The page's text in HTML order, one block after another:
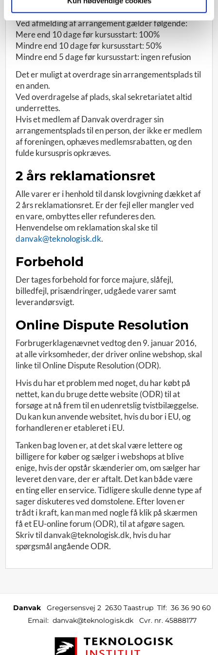
Ved afmelding af arrangement gælder følgende:
Mere end 10 dage før kursusstart: 100%
Mindre end 10 dage før kursusstart: 50%
Mindre end 5 dage før kursusstart: ingen refusion
Det er muligt at overdrage sin arrangementsplads til
en anden.
Ved overdragelse af plads, skal sekretariatet altid
underrettes.
Hvis et medlem af Danvak overdrager sin
arrangementsplads til en person, der ikke er medlem
af foreningen, ophæves medlemsrabatten, og den
fulde kursuspris opkræves.
2 års reklamationsret
Alle varer er i henhold til dansk lovgivning dækket af
2 års reklamationsret. Er der fejl eller mangler ved
en vare, ombyttes eller refunderes den.
Henvendelse om reklamation skal ske til
danvak@teknologisk.dk.
Forbehold
Der tages forbehold for force majure, slåfejl,
billedfejl, prisændringer, udgåede varer samt
leverandørsvigt.
Online Dispute Resolution
Forbrugerklagenævnet vedtog den 9. januar 2016,
at alle virksomheder, der driver online webshop, skal
linke til Online Dispute Resolution (ODR).
Hvis du har et problem med noget, du har købt på
nettet, kan du bruge dette website (ODR) til at
forsøge at nå frem til en udenretslig tvistbilæggelse.
Du kan kun anvende websitet, hvis du bor i EU, og
forhandleren er etableret i EU.
Tanken bag loven er, at det skal være lettere og
billigere for køber og sælger i webshops at blive
enige, hvis der opstår skænderier om, om sælger har
leveret den vare, der er aftalt. Det kan både være
en ting eller en service. Tidligere skulle denne type af
sager diskuteres ved domstolene. Efter loven er
trådt i kraft, kan man med nogle få klik på skærmen
få et EU-online forum (ODR), til at afgøre sagen.
Skriv til danvak@teknologisk.dk, hvis du har
spørgsmål angående ODR.
Danvak Gregersensvej 2 2630 Taastrup Tlf: 36 36 90 60
Email: danvak@teknologisk.dk Cvr. nr. 45888177